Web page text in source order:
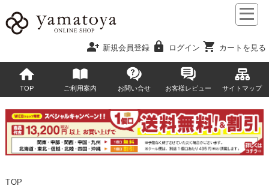
person_add 新規会員登録 lock ログイン shopping_cart カートを見る
TOP ご利用案内 お問い合せ お客様レビュー サイトマップ
TOP